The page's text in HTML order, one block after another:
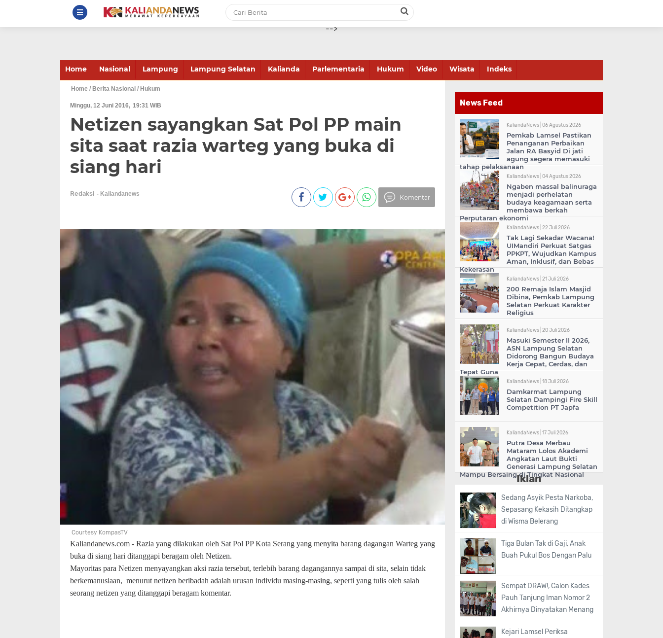
-->
Home Nasional Lampung Lampung Selatan Kalianda Parlementaria Hukum Video Wisata Indeks
Home / Berita Nasional / Hukum
Minggu, 12 Juni 2016 19:31 WIB
Netizen sayangkan Sat Pol PP main
sita saat razia warteg yang buka di
siang hari
Redaksi
Komentar
Courtesy KompasTV
Kaliandanews.com - Razia yang dilakukan oleh Sat Pol PP Kota Serang yang menyita barang dagangan Warteg yang
buka di siang hari ditanggapi beragam oleh Netizen.
Mayoritas para Netizen menyayangkan aksi razia tersebut, terlebih barang dagangannya sampai di sita, selain tidak
berkemanusiaan, menurut netizen beribadah adalah urusan individu masing-masing, seperti yang tulis oleh salah
seorang netizen yang ditanggapi beragam komentar.
News Feed
KaliandaNews | 06 Agustus 2026
Pemkab Lamsel Pastikan
Penanganan Perbaikan
Jalan RA Basyid Di jati
agung segera memasuki
tahap pelaksanaan
KaliandaNews | 04 Agustus 2026
Ngaben massal balinuraga
menjadi perhelatan
budaya keagamaan serta
membawa berkah
Perputaran ekonomi
KaliandaNews | 22 Juli 2026
Tak Lagi Sekadar Wacana!
UIMandiri Perkuat Satgas
PPKPT, Wujudkan Kampus
Aman, Inklusif, dan Bebas
Kekerasan
KaliandaNews | 21 Juli 2026
200 Remaja Islam Masjid
Dibina, Pemkab Lampung
Selatan Perkuat Karakter
Religius
KaliandaNews | 20 Juli 2026
Masuki Semester II 2026,
ASN Lampung Selatan
Didorong Bangun Budaya
Kerja Cepat, Cerdas, dan
Tepat Guna
KaliandaNews | 18 Juli 2026
Damkarmat Lampung
Selatan Dampingi Fire Skill
Competition PT Japfa
KaliandaNews | 17 Juli 2026
Putra Desa Merbau
Mataram Lolos Akademi
Angkatan Laut Bukti
Generasi Lampung Selatan
Mampu Bersaing di Tingkat Nasional
Iklan
Sedang Asyik Pesta Narkoba,
Sepasang Kekasih Ditangkap
di Wisma Belerang
Tiga Bulan Tak di Gaji, Anak
Buah Pukul Bos Dengan Palu
Sempat DRAW!, Calon Kades
Pauh Tanjung Iman Nomor 2
Akhirnya Dinyatakan Menang
Kejari Lamsel Periksa